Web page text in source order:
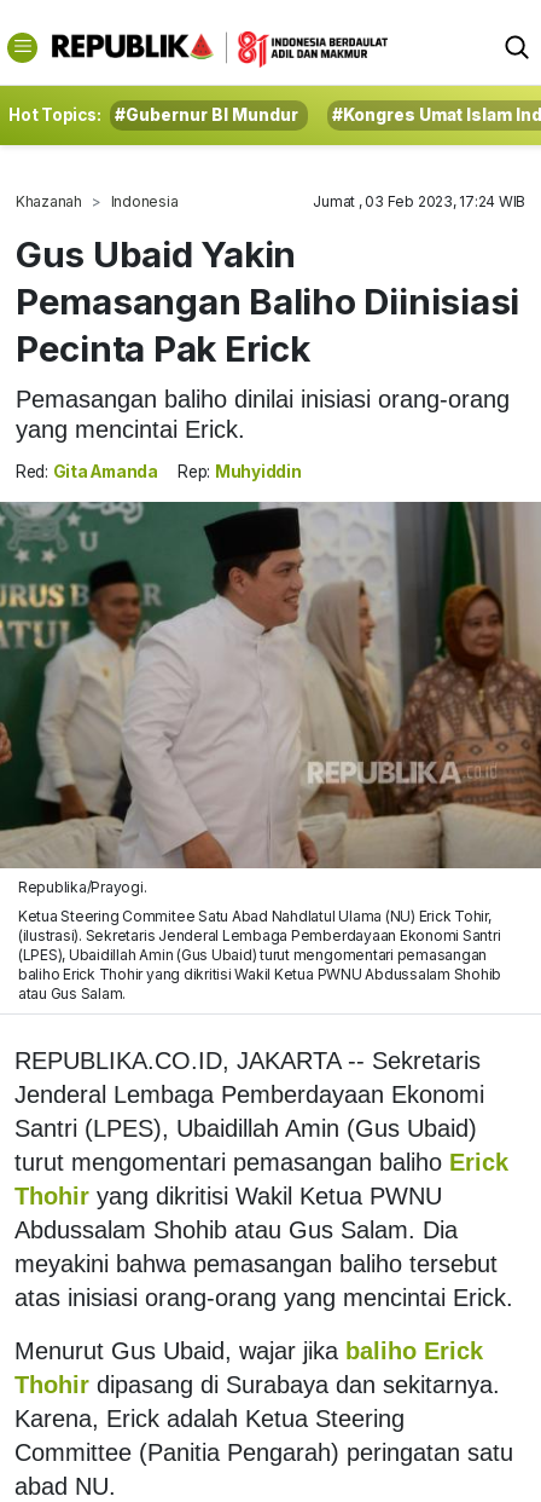
Hot Topics: #Gubernur BI Mundur #Kongres Umat Islam
Khazanah Indonesia Jumat , 03 Feb 2023, 17:24 WIB
Gus Ubaid Yakin
Pemasangan Baliho Diinisiasi
Pecinta Pak Erick
Pemasangan baliho dinilai inisiasi orang-orang
yang mencintai Erick.
Red: Gita Amanda Rep: Muhyiddin
Republika/Prayogi.
Ketua Steering Commitee Satu Abad Nahdlatul Ulama (NU) Erick Tohir,
(ilustrasi). Sekretaris Jenderal Lembaga Pemberdayaan Ekonomi Santri
(LPES), Ubaidillah Amin (Gus Ubaid) turut mengomentari pemasangan
baliho Erick Thohir yang dikritisi Wakil Ketua PWNU Abdussalam Shohib
atau Gus Salam.
REPUBLIKA.CO.ID, JAKARTA -- Sekretaris
Jenderal Lembaga Pemberdayaan Ekonomi
Santri (LPES), Ubaidillah Amin (Gus Ubaid)
turut mengomentari pemasangan baliho Erick
Thohir yang dikritisi Wakil Ketua PWNU
Abdussalam Shohib atau Gus Salam. Dia
meyakini bahwa pemasangan baliho tersebut
atas inisiasi orang-orang yang mencintai Erick.
Menurut Gus Ubaid, wajar jika baliho Erick
Thohir dipasang di Surabaya dan sekitarnya.
Karena, Erick adalah Ketua Steering
Committee (Panitia Pengarah) peringatan satu
abad NU.